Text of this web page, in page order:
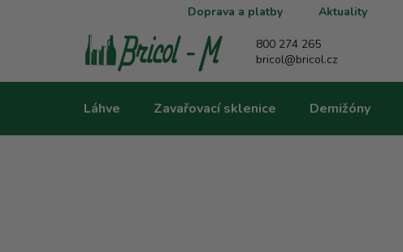
Doprava a platby Aktuality
800 274 265
bricol@bricol.cz
Láhve Zavařovací sklenice Demižóny